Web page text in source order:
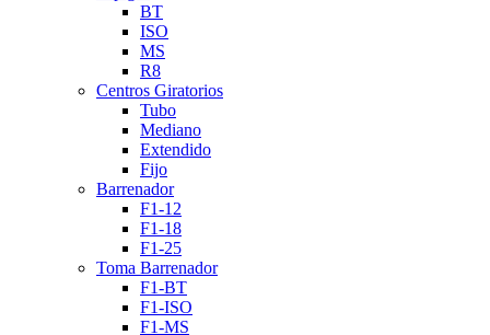
BT
ISO
MS
R8
Centros Giratorios
Tubo
Mediano
Extendido
Fijo
Barrenador
F1-12
F1-18
F1-25
Toma Barrenador
F1-BT
F1-ISO
F1-MS